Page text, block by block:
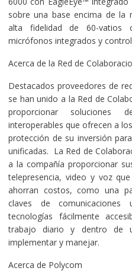
sobre una base encima de la
alta fidelidad de 60-vatios
micrófonos integrados y
Acerca de la Red de
Destacados proveedores de
se han unido a la Red de
proporcionar soluciones
interoperables que ofrecen a
protección de su inversión
unificadas. La Red de
a la compañía proporcionar
telepresencia, video y voz
ahorran costos, como una
claves de comunicaciones
tecnologías fácilmente
trabajo diario y dentro de
implementar y manejar.
Acerca de Polycom